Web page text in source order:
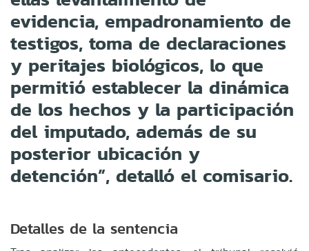
evidencia, empadronamiento de
testigos, toma de declaraciones
y peritajes biológicos, lo que
permitió establecer la dinámica
de los hechos y la participación
del imputado, además de su
posterior ubicación y
detención”, detalló el comisario.
Detalles de la sentencia